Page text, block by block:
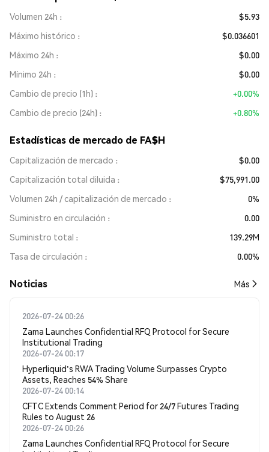
Volumen 24h
$5.93
Máximo histórico
$0.036601
Máximo 24h
$0.00
Mínimo 24h
$0.00
Cambio de precio (1h)
+0.00%
Cambio de precio (24h)
+0.80%
Estadísticas de mercado de FA$H
Capitalización de mercado
$0.00
Capitalización total diluida
$75,991.00
Volumen 24h / capitalización de mercado
0%
Suministro en circulación
0.00
Suministro total
139.29M
Tasa de circulación
0.00%
Noticias Más
2026-07-24 00:26
Zama Launches Confidential RFQ Protocol for Secure
Institutional Trading
2026-07-24 00:17
Hyperliquid's RWA Trading Volume Surpasses Crypto
Assets, Reaches 54% Share
2026-07-24 00:14
CFTC Extends Comment Period for 24/7 Futures Trading
Rules to August 26
2026-07-24 00:26
Zama Launches Confidential RFQ Protocol for Secure